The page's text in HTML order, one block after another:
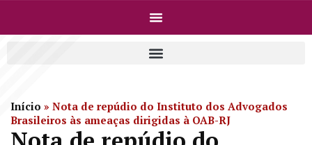
Início » Nota de repúdio do Instituto dos Advogados
Brasileiros às ameaças dirigidas à OAB-RJ